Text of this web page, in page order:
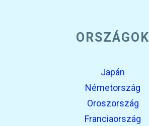
ORSZÁGOK
Japán
Németország
Oroszország
Franciaország